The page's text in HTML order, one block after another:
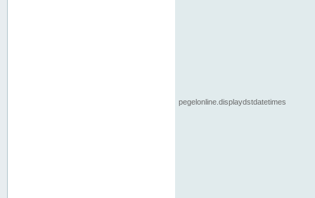
pegelonline.displaydstdatetimes